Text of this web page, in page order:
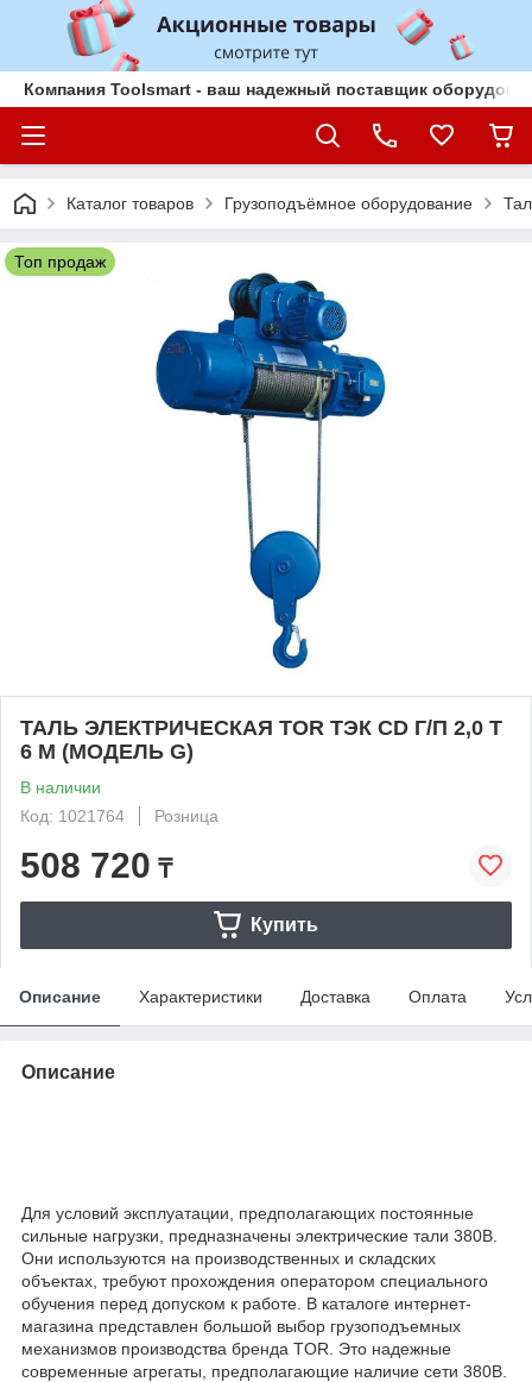
Компания Toolsmart - ваш надежный поставщик
Каталог товаров Грузоподъёмное оборудование
Топ продаж
ТАЛЬ ЭЛЕКТРИЧЕСКАЯ TOR ТЭК CD Г/П 2,0 Т
6 М (МОДЕЛЬ G)
В наличии
Код: 1021764
Розница
508 720 ₸
Купить
Описание Характеристики Доставка Оплата
Описание
Для условий эксплуатации, предполагающих постоянные
сильные нагрузки, предназначены электрические тали 380В.
Они используются на производственных и складских
объектах, требуют прохождения оператором специального
обучения перед допуском к работе. В каталоге интернет-
магазина представлен большой выбор грузоподъемных
механизмов производства бренда TOR. Это надежные
современные агрегаты, предполагающие наличие сети 380В.